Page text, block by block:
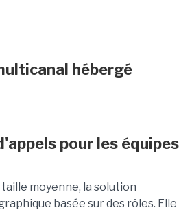
hébergé
pour les équipes
moyenne, la solution
basée sur des rôles. Elle